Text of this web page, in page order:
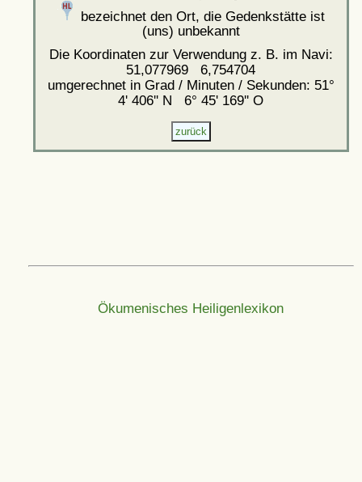
bezeichnet den Ort, die Gedenkstätte ist
(uns) unbekannt
Die Koordinaten zur Verwendung z. B. im Navi:
51,077969 6,754704
umgerechnet in Grad / Minuten / Sekunden: 51°
4' 406'' N 6° 45' 169'' O
Ökumenisches Heiligenlexikon